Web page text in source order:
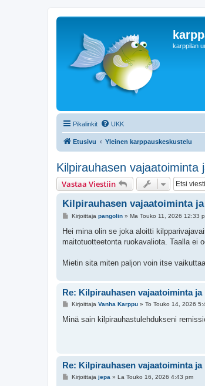
karppilan
Pikalinkit UKK
Etusivu Yleinen karppauskeskustelu
Kilpirauhasen vajaatoiminta
Vastaa Viestiin
Kilpirauhasen vajaatoiminta
V
e
t
Kirjoittaja pangolin» Ma Touko 11, 2026 12:33
Hei mina olin se joka aloitti
maitotuotteetonta ruokavaliota. Taalla ei
Mietin sita miten paljon voin itse
Re: Kilpirauhasen vajaatoiminta
V
e
Kirjoittaja Vanha Karppu» To Touko 14, 2026
Minä sain kilpirauhastulehdukseni
Re: Kilpirauhasen vajaatoiminta
VKirjoittaja jepa » La Touko 16, 2026 4:43 pm